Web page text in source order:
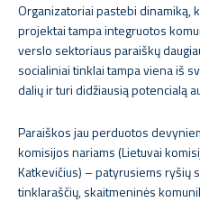
Organizatoriai pastebi dinamiką,
projektai tampa integruotos
verslo sektoriaus paraiškų
socialiniai tinklai tampa viena iš
dalių ir turi didžiausią potencialą
Paraiškos jau perduotos
komisijos nariams (Lietuvai
Katkevičius) – patyrusiems ryšių
tinklaraščių, skaitmeninės